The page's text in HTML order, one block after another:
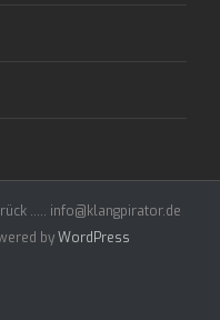
..... info@klangpirator.de
byWordPress